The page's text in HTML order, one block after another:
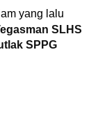
yang lalu
SLHS
SPPG